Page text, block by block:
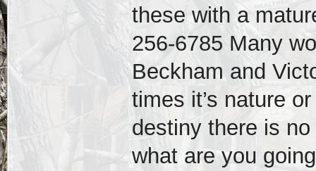
these with a
256-6785 Many
Beckham and
times it’s nature
destiny there is
what are you